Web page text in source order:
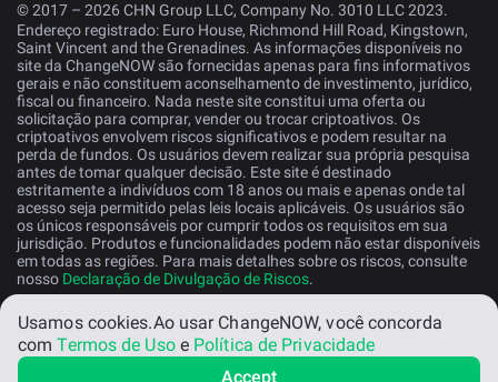
© 2017 – 2026 CHN Group LLC, Company No. 3010 LLC 2023.
Endereço registrado: Euro House, Richmond Hill Road, Kingstown,
Saint Vincent and the Grenadines. As informações disponíveis no
site da ChangeNOW são fornecidas apenas para fins informativos
gerais e não constituem aconselhamento de investimento, jurídico,
fiscal ou financeiro. Nada neste site constitui uma oferta ou
solicitação para comprar, vender ou trocar criptoativos. Os
criptoativos envolvem riscos significativos e podem resultar na
perda de fundos. Os usuários devem realizar sua própria pesquisa
antes de tomar qualquer decisão. Este site é destinado
estritamente a indivíduos com 18 anos ou mais e apenas onde tal
acesso seja permitido pelas leis locais aplicáveis. Os usuários são
os únicos responsáveis por cumprir todos os requisitos em sua
jurisdição. Produtos e funcionalidades podem não estar disponíveis
em todas as regiões. Para mais detalhes sobre os riscos, consulte
nosso Declaração de Divulgação de Riscos.
Portugues
Usamos cookies.Ao usar ChangeNOW, você concorda
comTermos de Usoe Política de Privacidade
Accept